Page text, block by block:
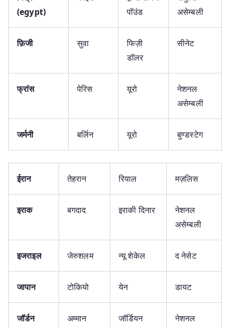
(egypt)
पॉउंड
असेम्बली
फ़िजी सुवा
फिज़ी
डॉलर
सीनेट
फ्रांस पेरिस यूरो
नेशनल
असेम्बली
जर्मनी बर्लिन यूरो बुण्डस्टेग
ईरान तेहरान रियाल मज़लिस
इराक बगदाद इराकी दिनार
नेशनल
असेम्बली
इजराइल जेरुशलम न्यू शेकेल द नेसेट
जापान टोकियो येन डायट
जॉर्डन अम्मान
जॉर्डियन
नेशनल